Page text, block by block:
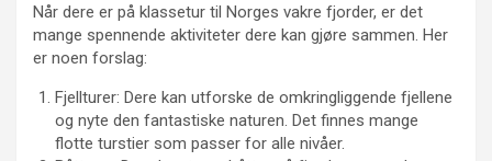
Når dere er på klassetur til Norges vakre fjorder, er det
mange spennende aktiviteter dere kan gjøre sammen. Her
er noen forslag:
Fjellturer: Dere kan utforske de omkringliggende fjellene
og nyte den fantastiske naturen. Det finnes mange
flotte turstier som passer for alle nivåer.